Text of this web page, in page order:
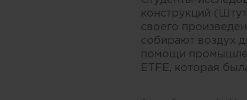
конструкций
своего
собирают воздух
помощи
ETFE, которая